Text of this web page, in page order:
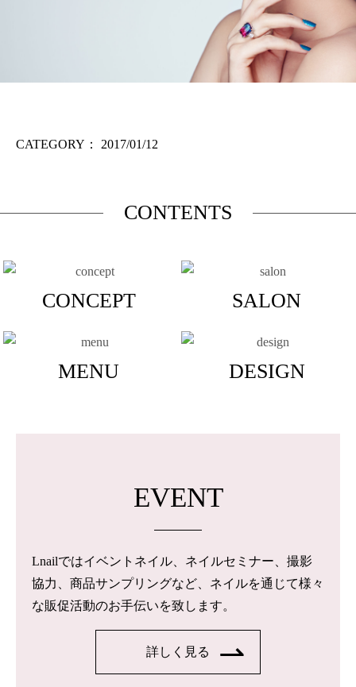
CATEGORY： 2017/01/12
CONTENTS
CONCEPT SALON
MENU DESIGN
EVENT
Lnailではイベントネイル、ネイルセミナー、撮影
協力、商品サンプリングなど、ネイルを通じて様々
な販促活動のお手伝いを致します。
詳しく見る